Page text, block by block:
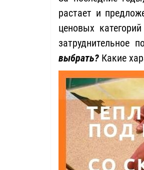
растает и
ценовых
затруднительное
выбрать? Какие